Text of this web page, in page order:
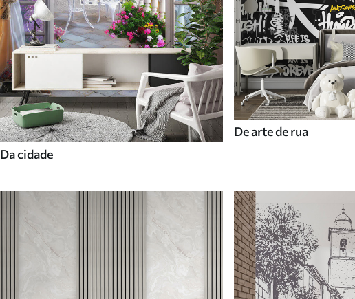
Da cidade
De arte de rua